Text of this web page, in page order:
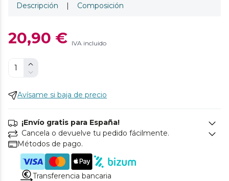
Descripción | Composición
20,90 € IVA incluido
Avísame si baja de precio
¡Envío gratis para España!
Cancela o devuelve tu pedido fácilmente.
Métodos de pago.
Transferencia bancaria